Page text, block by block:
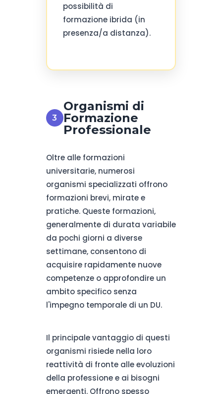
possibilità di
formazione ibrida (in
presenza/a distanza).
Organismi di
Formazione
Professionale
Oltre alle formazioni
universitarie, numerosi
organismi specializzati offrono
formazioni brevi, mirate e
pratiche. Queste formazioni,
generalmente di durata variabile
da pochi giorni a diverse
settimane, consentono di
acquisire rapidamente nuove
competenze o approfondire un
ambito specifico senza
l'impegno temporale di un DU.
Il principale vantaggio di questi
organismi risiede nella loro
reattività di fronte alle evoluzioni
della professione e ai bisogni
emergenti. Offrono spesso